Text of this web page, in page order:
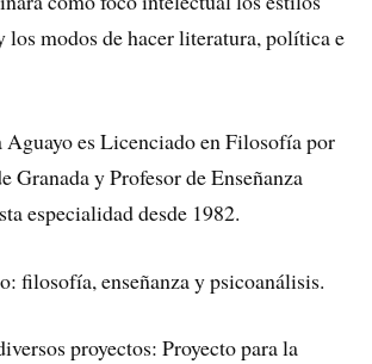
los modos de hacer literatura, política e
es Licenciado en Filosofía por
Granada y Profesor de Enseñanza
especialidad desde 1982.
filosofía, enseñanza y psicoanálisis.
proyectos: Proyecto para la